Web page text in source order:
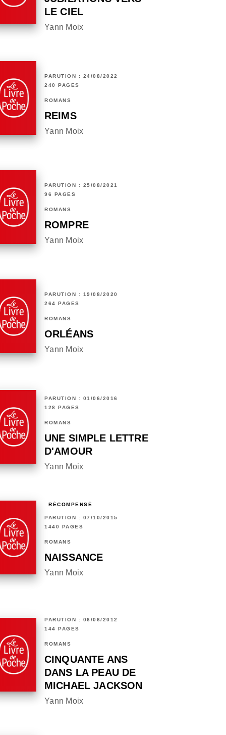
LE CIEL
Yann Moix
PARUTION : 24/08/2022
240 PAGES
ROMANS
REIMS
Yann Moix
PARUTION : 25/08/2021
96 PAGES
ROMANS
ROMPRE
Yann Moix
PARUTION : 19/08/2020
264 PAGES
ROMANS
ORLÉANS
Yann Moix
PARUTION : 01/06/2016
128 PAGES
ROMANS
UNE SIMPLE LETTRE
D'AMOUR
Yann Moix
RÉCOMPENSÉ
PARUTION : 07/10/2015
1440 PAGES
ROMANS
NAISSANCE
Yann Moix
PARUTION : 06/06/2012
144 PAGES
ROMANS
CINQUANTE ANS
DANS LA PEAU DE
MICHAEL JACKSON
Yann Moix